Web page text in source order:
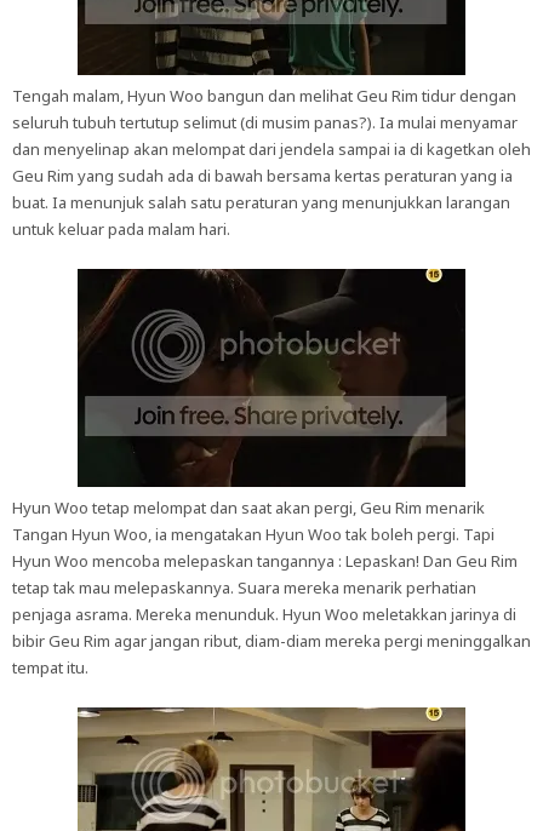
Tengah malam, Hyun Woo bangun dan melihat Geu Rim tidur dengan
seluruh tubuh tertutup selimut (di musim panas?). Ia mulai menyamar
dan menyelinap akan melompat dari jendela sampai ia di kagetkan oleh
Geu Rim yang sudah ada di bawah bersama kertas peraturan yang ia
buat. Ia menunjuk salah satu peraturan yang menunjukkan larangan
untuk keluar pada malam hari.
Hyun Woo tetap melompat dan saat akan pergi, Geu Rim menarik
Tangan Hyun Woo, ia mengatakan Hyun Woo tak boleh pergi. Tapi
Hyun Woo mencoba melepaskan tangannya : Lepaskan! Dan Geu Rim
tetap tak mau melepaskannya. Suara mereka menarik perhatian
penjaga asrama. Mereka menunduk. Hyun Woo meletakkan jarinya di
bibir Geu Rim agar jangan ribut, diam-diam mereka pergi meninggalkan
tempat itu.